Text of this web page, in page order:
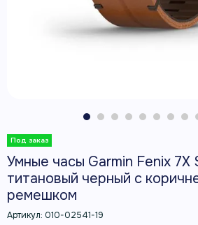
Умные часы Garmin Fenix 7X
титановый черный с
ремешком
Артикул: 010-02541-19